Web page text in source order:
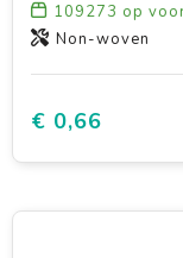
109273 op
Non-woven
€ 0,66